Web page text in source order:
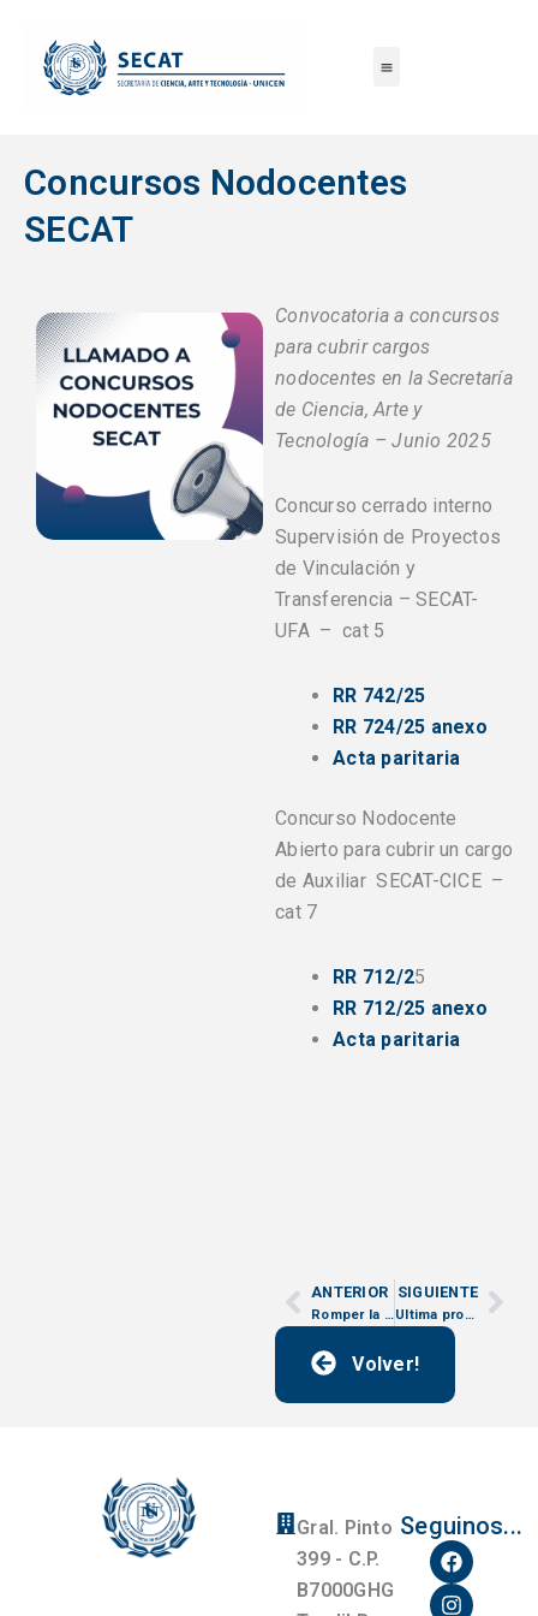
contenido
Concursos Nodocentes
SECAT
Convocatoria a concursos
para cubrir cargos
nodocentes en la Secretaría
de Ciencia, Arte y
Tecnología – Junio 2025
Concurso cerrado interno
Supervisión de Proyectos
de Vinculación y
Transferencia – SECAT-
UFA – cat 5
RR 742/25
RR 724/25 anexo
Acta paritaria
Concurso Nodocente
Abierto para cubrir un cargo
de Auxiliar SECAT-CICE –
cat 7
RR 712/25
RR 712/25 anexo
Acta paritaria
AntANTERIOR
Romper la Ciencia – Narrativas para el conocimiento
SIGUIENTE
Ultima prorroga PICT 2023
Volver!
Gral. Pinto
399 - C.P.
B7000GHG
Seguinos...
F
a
c
I
n
s
Y
o
u